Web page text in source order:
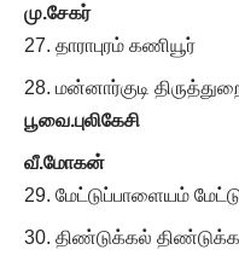
மு.சேகர்
தாராபுரம்
மன்னார்குடி
பூவை.புலிகேசி
வீ.மோகன்
மேட்டுப்பாளையம்
திண்டுக்கல்